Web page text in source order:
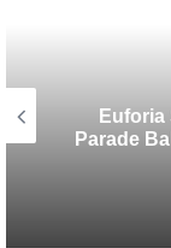
Pasca
KMHDI